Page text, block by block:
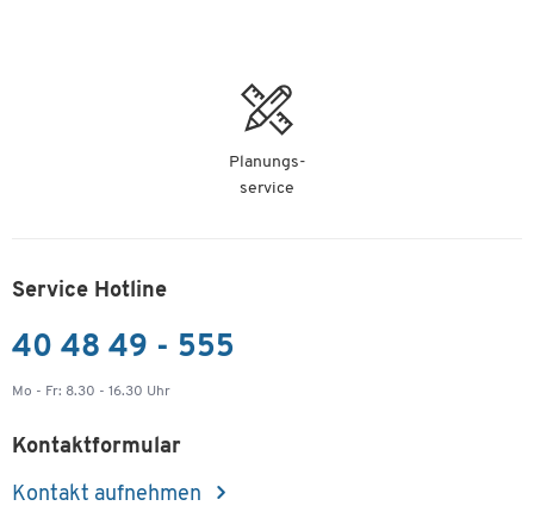
Planungs-
service
Service Hotline
40 48 49 - 555
Mo - Fr: 8.30 - 16.30 Uhr
Kontaktformular
Kontakt aufnehmen